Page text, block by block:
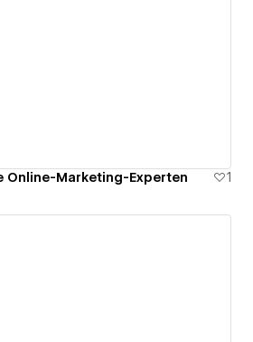
Online-Marketing-Experten 1